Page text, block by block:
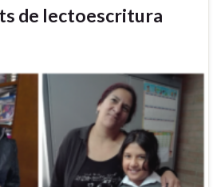
de lectoescritura